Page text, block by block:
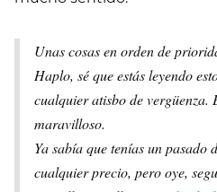
Unas cosas en orden de
Haplo, sé que estás leyendo
cualquier atisbo de vergüenza.
maravilloso.
Ya sabía que tenías un pasado
cualquier precio, pero oye,